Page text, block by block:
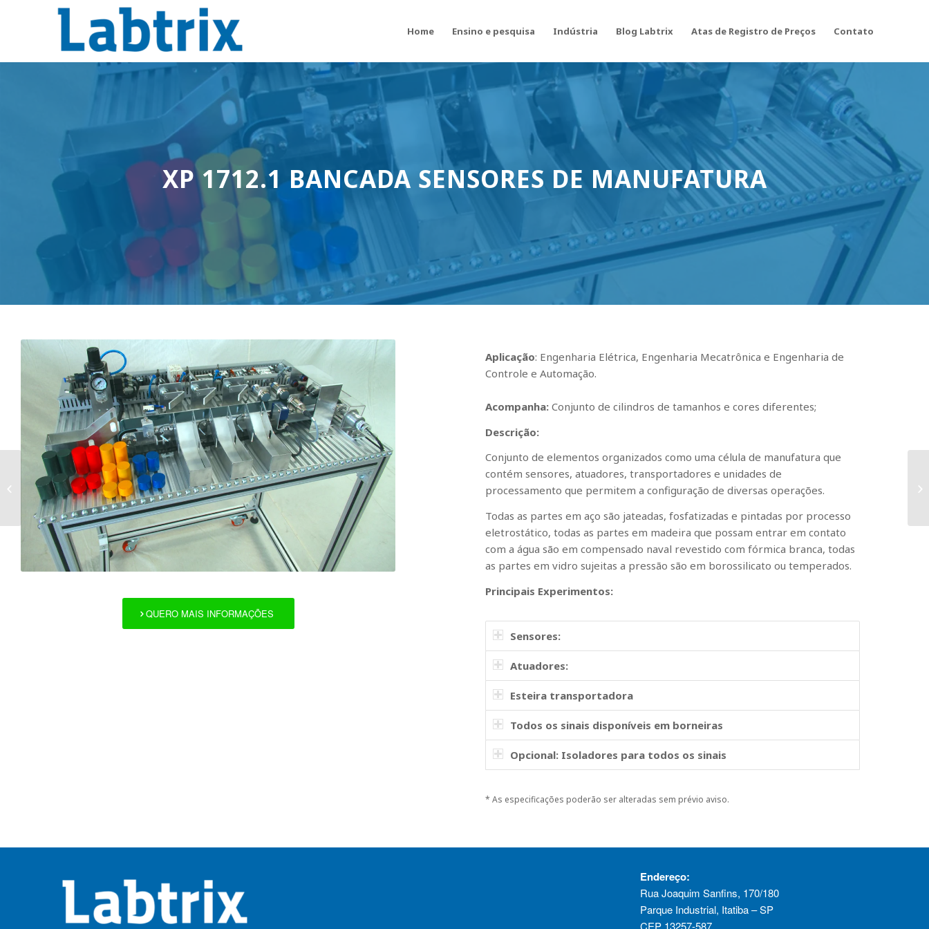
Home Ensino e pesquisa Indústria Blog Labtrix Atas de Registro de Preços Contato
XP 1712.1 BANCADA SENSORES DE MANUFATURA
QUERO MAIS INFORMAÇÕES
Aplicação: Engenharia Elétrica, Engenharia Mecatrônica e Engenharia de
Controle e Automação.
Acompanha: Conjunto de cilindros de tamanhos e cores diferentes;
Descrição:
Conjunto de elementos organizados como uma célula de manufatura que
contém sensores, atuadores, transportadores e unidades de
processamento que permitem a configuração de diversas operações.
Todas as partes em aço são jateadas, fosfatizadas e pintadas por processo
eletrostático, todas as partes em madeira que possam entrar em contato
com a água são em compensado naval revestido com fórmica branca, todas
as partes em vidro sujeitas a pressão são em borossilicato ou temperados.
Principais Experimentos:
Sensores:
Atuadores:
Esteira transportadora
Todos os sinais disponíveis em borneiras
Opcional: Isoladores para todos os sinais
* As especificações poderão ser alteradas sem prévio aviso.
Endereço:
Rua Joaquim Sanfins, 170/180
Parque Industrial, Itatiba – SP
CEP 13257-587
XP 2005-1